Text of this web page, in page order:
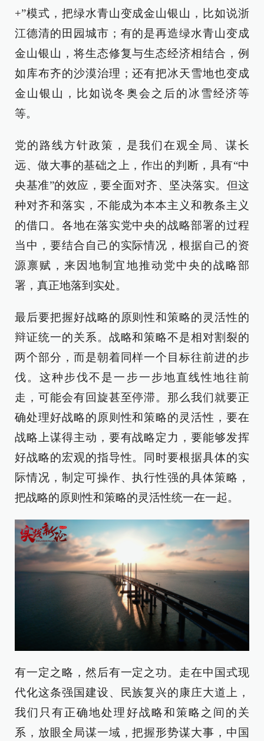
+”模式，把绿水青山变成金山银山，比如说浙
江德清的田园城市；有的是再造绿水青山变成
金山银山，将生态修复与生态经济相结合，例
如库布齐的沙漠治理；还有把冰天雪地也变成
金山银山，比如说冬奥会之后的冰雪经济等
等。
党的路线方针政策，是我们在观全局、谋长
远、做大事的基础之上，作出的判断，具有“中
央基准”的效应，要全面对齐、坚决落实。但这
种对齐和落实，不能成为本本主义和教条主义
的借口。各地在落实党中央的战略部署的过程
当中，要结合自己的实际情况，根据自己的资
源禀赋，来因地制宜地推动党中央的战略部
署，真正地落到实处。
最后要把握好战略的原则性和策略的灵活性的
辩证统一的关系。战略和策略不是相对割裂的
两个部分，而是朝着同样一个目标往前进的步
伐。这种步伐不是一步一步地直线性地往前
走，可能会有回旋甚至停滞。那么我们就要正
确处理好战略的原则性和策略的灵活性，要在
战略上谋得主动，要有战略定力，要能够发挥
好战略的宏观的指导性。同时要根据具体的实
际情况，制定可操作、执行性强的具体策略，
把战略的原则性和策略的灵活性统一在一起。
有一定之略，然后有一定之功。走在中国式现
代化这条强国建设、民族复兴的康庄大道上，
我们只有正确地处理好战略和策略之间的关
系，放眼全局谋一域，把握形势谋大事，中国